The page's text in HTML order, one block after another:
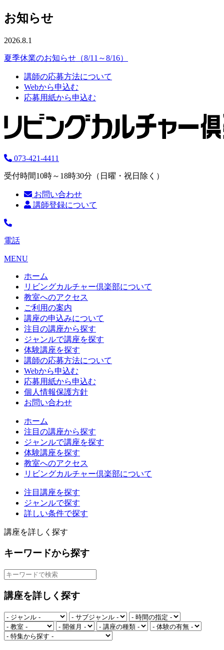
お知らせ
2026.8.1
夏季休業のお知らせ（8/11～8/16）
講師の応募方法について
Webから申込む
応募用紙から申込む
073-421-4411
受付時間10時～18時30分（日曜・祝日除く）
お問い合わせ
講師登録について
電話
MENU
ホーム
リビングカルチャー倶楽部について
教室へのアクセス
ご利用の案内
講座の申込みについて
注目の講座から探す
ジャンルで講座を探す
体験講座を探す
講師の応募方法について
Webから申込む
応募用紙から申込む
個人情報保護方針
お問い合わせ
ホーム
注目の講座から探す
ジャンルで講座を探す
体験講座を探す
教室へのアクセス
リビングカルチャー倶楽部について
注目講座を探す
ジャンルで探す
詳しい条件で探す
講座を詳しく探す
キーワードから探す
講座を詳しく探す